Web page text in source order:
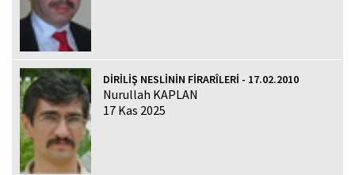
DİRİLİŞ NESLİNİN FİRARÎLERİ - 17.02.2010
Nurullah KAPLAN
17 Kas 2025